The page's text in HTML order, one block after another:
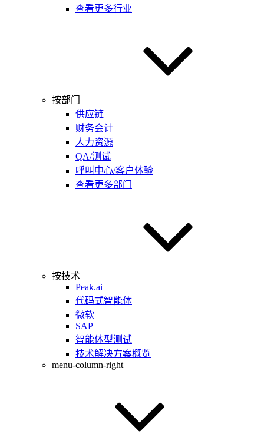
查看更多行业
按部门
供应链
财务会计
人力资源
QA/测试
呼叫中心/客户体验
查看更多部门
按技术
Peak.ai
代码式智能体
微软
SAP
智能体型测试
技术解决方案概览
menu-column-right